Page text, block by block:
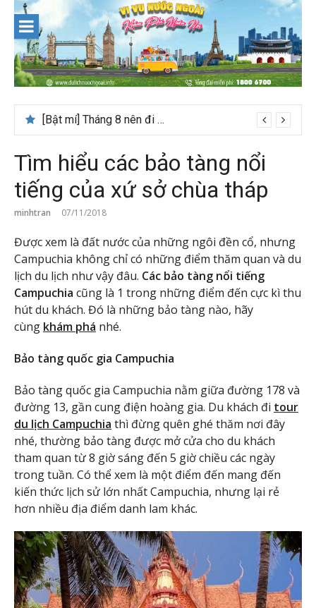
content
[Bật mí] Tháng 8 nên đi nước nào đẹp? Gợi ý 5+ tọa độ hot 2026
Tìm hiểu các bảo tàng nổi
tiếng của xứ sở chùa tháp
minhtran 07/11/2018
Được xem là đất nước của những ngôi đền cổ, nhưng
Campuchia không chỉ có những điểm thăm quan và du
lịch du lịch như vậy đâu. Các bảo tàng nổi tiếng
Campuchia cũng là 1 trong những điểm đến cực kì thu
hút du khách. Đó là những bảo tàng nào, hãy
cùng khám phá nhé.
Bảo tàng quốc gia Campuchia
Bảo tàng quốc gia Campuchia nằm giữa đường 178 và
đường 13, gần cung điện hoàng gia. Du khách đi tour
du lịch Campuchia thì đừng quên ghé thăm nơi đây
nhé, thường bảo tàng được mở cửa cho du khách
tham quan từ 8 giờ sáng đến 5 giờ chiều các ngày
trong tuần. Có thể xem là một điểm đến mang đến
kiến thức lịch sử lớn nhất Campuchia, nhưng lại rẻ
hơn nhiều địa điểm danh lam khác.